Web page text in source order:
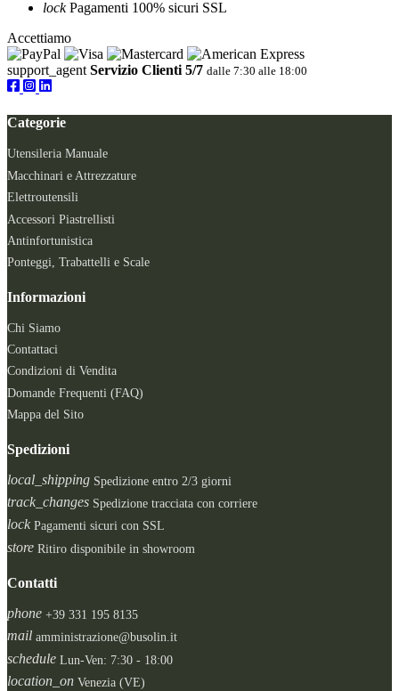
lock Pagamenti 100% sicuri SSL
Accettiamo
support_agent Servizio Clienti 5/7 dalle 7:30 alle 18:00
Categorie
Utensileria Manuale
Macchinari e Attrezzature
Elettroutensili
Accessori Piastrellisti
Antinfortunistica
Ponteggi, Trabattelli e Scale
Informazioni
Chi Siamo
Contattaci
Condizioni di Vendita
Domande Frequenti (FAQ)
Mappa del Sito
Spedizioni
local_shipping Spedizione entro 2/3 giorni
track_changes Spedizione tracciata con corriere
lock Pagamenti sicuri con SSL
store Ritiro disponibile in showroom
Contatti
phone +39 331 195 8135
mail amministrazione@busolin.it
schedule Lun-Ven: 7:30 - 18:00
location_on Venezia (VE)